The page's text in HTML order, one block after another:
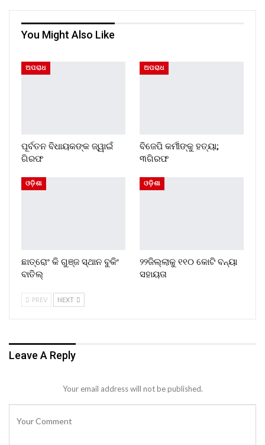
You Might Also Like
ଅପରାଧ
ପୂର୍ବତନ ବିଧାୟକଙ୍କ ଜ୍ୱାଇଁ
ଗିରଫ
ଅପରାଧ
ବିଜେପି କର୍ମୀଙ୍କୁ ହତ୍ୟା;
୩ଗିରଫ
ଓଡ଼ିଶା
ଛାତ୍ରୋଂ କି ଗୁଞ୍ଜ ସ୍ଥାନ ବୁକିଂ
ବାତିଲ୍
ଓଡ଼ିଶା
୨୨ଜିଲ୍ଲାକୁ ୧୧୦ କୋଟି ବନ୍ୟା
ସହାୟତା
PREV NEXT
Leave A Reply
Your email address will not be published.